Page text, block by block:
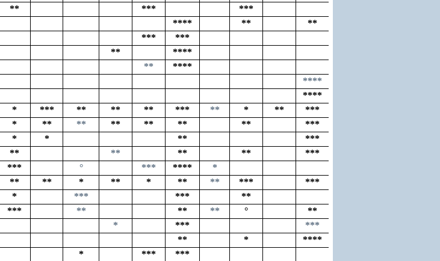
** *** ***
**** ** **
*** ***
** ****
** ****
****
****
* *** ** ** ** *** ** * ** ***
* ** ** ** ** ** ** ***
* * ** ***
** ** ** ** ***
*** ° *** **** *
** ** * ** * ** ** *** ***
* *** *** **
*** ** ** ** ° **
* *** ***
** * ****
* *** ***